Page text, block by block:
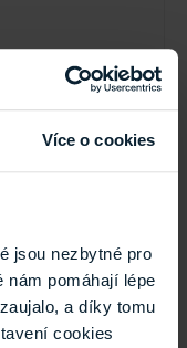
Více o cookies
jsou nezbytné pro
nám pomáhají lépe
a díky tomu
cookies
zařízení.